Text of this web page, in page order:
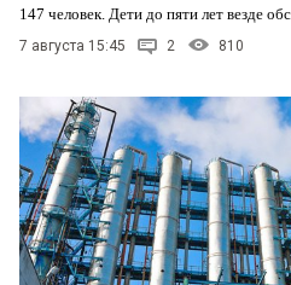
147 человек. Дети до пяти лет везде
7 августа 15:45 2 810